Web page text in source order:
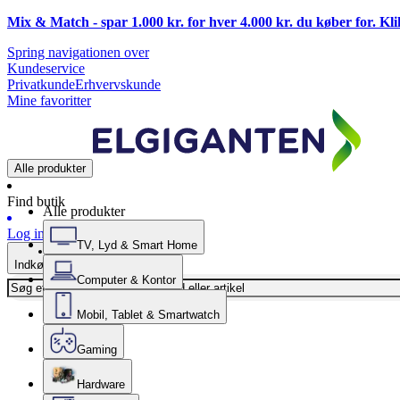
Mix & Match - spar 1.000 kr. for hver 4.000 kr. du køber for.
Spring navigationen over
Kundeservice
PrivatkundeErhvervskunde
Mine favoritter
Alle produkter
Find butik
Log ind
Indkøbskurv
Alle produkter
TV, Lyd & Smart Home
Computer & Kontor
Mobil, Tablet & Smartwatch
Gaming
Hardware